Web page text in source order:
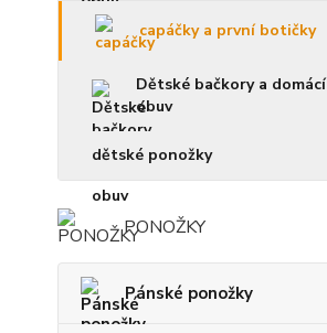
capáčky a první botičky
Dětské bačkory a domácí
obuv
dětské ponožky
PONOŽKY
Pánské ponožky